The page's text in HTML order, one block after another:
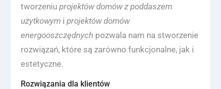
tworzeniu projektów domów z poddaszem
użytkowymi projektów domów
energooszczędnych pozwala nam na stworzenie
rozwiązań, które są zarówno funkcjonalne, jak i
estetyczne.
Rozwiązania dla klientów